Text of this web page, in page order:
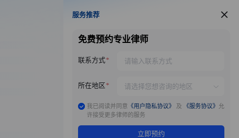
服务推荐
服务推荐
免费预约专业律师
联系方式
所在地区
我已阅读并同意 《用户隐私协议》 及 《服务协议》 允
许接受更多律师的服务
立即预约